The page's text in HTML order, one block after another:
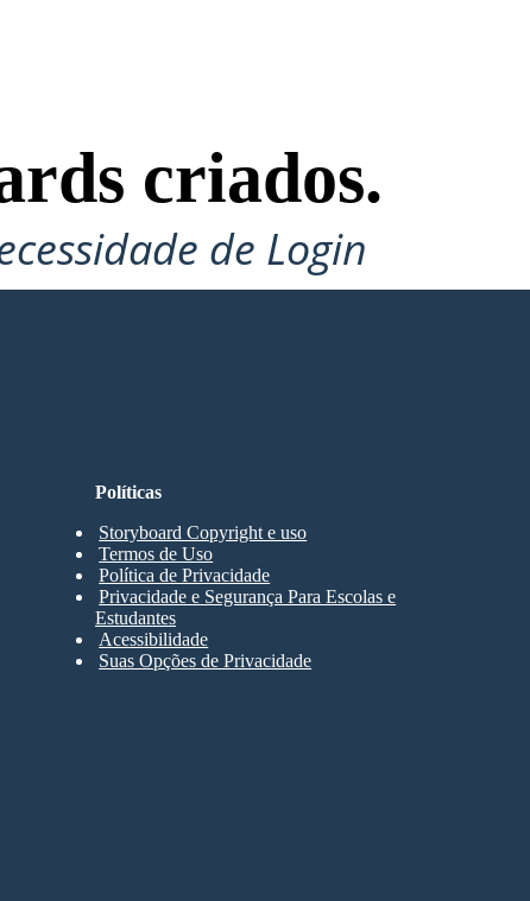
criados.
de Login
Políticas
Storyboard Copyright e uso
Termos de Uso
Política de Privacidade
Privacidade e Segurança Para Escolas e
Estudantes
Acessibilidade
Suas Opções de Privacidade